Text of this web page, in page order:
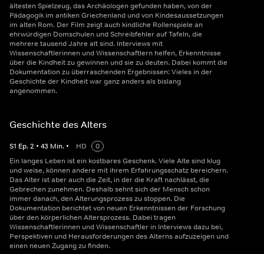
ältesten Spielzeug, das Archäologen gefunden haben, von der
Pädagogik im antiken Griechenland und von Kindesaussetzungen
im alten Rom. Der Film zeigt auch kindliche Rollenspiele an
ehrwürdigen Domschulen und Schreibfehler auf Tafeln, die
mehrere tausend Jahre alt sind. Interviews mit
Wissenschaftlerinnen und Wissenschaftlern helfen, Erkenntnisse
über die Kindheit zu gewinnen und sie zu deuten. Dabei kommt die
Dokumentation zu überraschenden Ergebnissen: Vieles in der
Geschichte der Kindheit war ganz anders als bislang
angenommen.
Geschichte des Alters
S1 Ep.2 • 43 Min. • HD
0
Ein langes Leben ist ein kostbares Geschenk. Viele Alte sind klug
und weise, können andere mit ihrem Erfahrungsschatz bereichern.
Das Alter ist aber auch die Zeit, in der die Kraft nachlässt, die
Gebrechen zunehmen. Deshalb sehnt sich der Mensch schon
immer danach, den Alterungsprozess zu stoppen. Die
Dokumentation berichtet von neuen Erkenntnissen der Forschung
über den körperlichen Altersprozess. Dabei tragen
Wissenschaftlerinnen und Wissenschaftler in Interviews dazu bei,
Perspektiven und Herausforderungen des Alterns aufzuzeigen und
einen neuen Zugang zu finden.